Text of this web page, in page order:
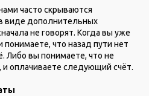
часто скрываются
виде дополнительных
не говорят. Когда вы уже
что назад пути нет
Либо вы понимаете, что не
и оплачиваете следующий счёт.